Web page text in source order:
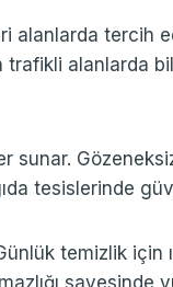
alanlarda tercih
trafikli alanlarda
sunar.
tesislerinde
temizlik için
sayesinde